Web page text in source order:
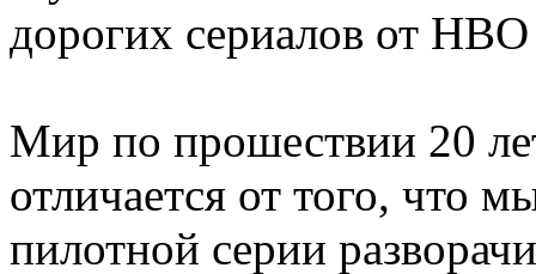
дорогих сериалов от
Мир по прошествии 20
отличается от того, что
пилотной серии